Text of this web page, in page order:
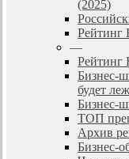
(2025)
Рейтинг
—
Рейтинг
Бизнес-
будет
Бизнес-
ТОП
Архив
Бизнес-